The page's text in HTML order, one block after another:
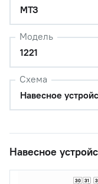
МТЗ
Модель
1221
Схема
Навесное
Навесное
30 31